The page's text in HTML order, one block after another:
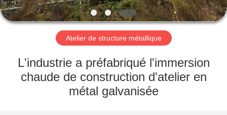
SPECTACLE
DE
RÉALITÉ
VIRTUELLE
Atelier de structure métallique
L'industrie a préfabriqué l'immersion
chaude de construction d'atelier en
métal galvanisée